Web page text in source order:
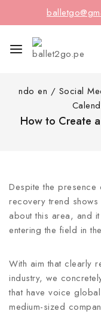
ndo en / Social
How to Create
Despite the
recovery trend
about this area, and
entering the field in
With aim that clearly
industry, we
that have voice
medium-sized